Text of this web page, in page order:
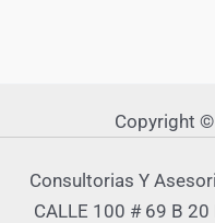
Copyright
Consultorias Y
CALLE 100 # 69 B